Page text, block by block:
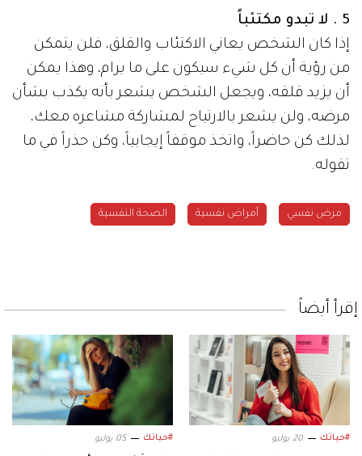
5 . لا تبدو مكتئباً
إذا كان الشخص يعاني الاكتئاب والقلق، فلن يتمكن
من رؤية أن كل شيء سيكون على ما يرام، وهذا يمكن
أن يزيد قلقه، ويجعل الشخص يشعر بأنه يكذب بشأن
مرضه، ولن يشعر بالارتياح لمشاركة مشاعره معك،
لذلك كن حاضراً، واتخذ موقفاً إيجابياً، وكن حذراً في ما
تقوله.
مرض نفسي أمراض نفسية الصحة النفسية
إقرأ أيضاً
#حياتك 20 يوليو #حياتك 05 يوليو